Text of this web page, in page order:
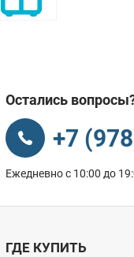
Остались
+7
Ежедневно с 10:00 до
ГДЕ КУПИТЬ